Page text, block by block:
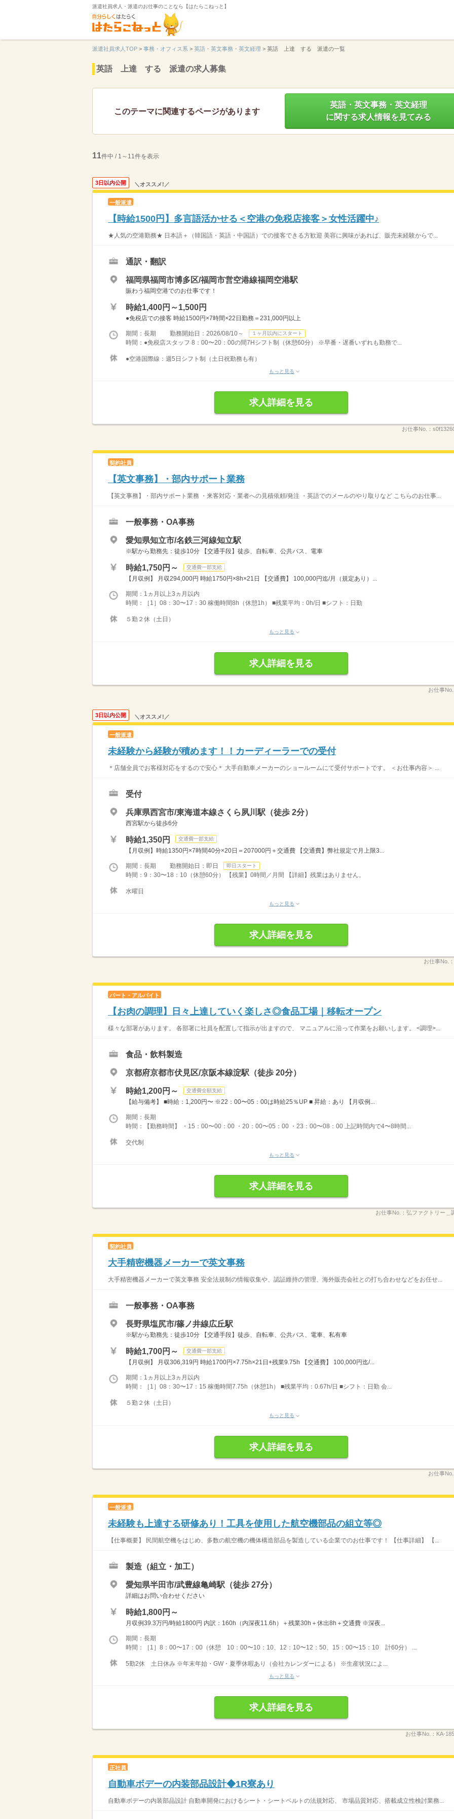
派遣社員求人・派遣のお仕事のことなら【はたらこねっと】
派遣社員求人TOP > 事務・オフィス系 > 英語・英文事務・英文経理 > 英語 上達 する 派遣の一覧
英語 上達 する 派遣の求人募集
このテーマに関連するページがあります
英語・英文事務・英文経理
に関する求人情報を見てみる
11件中 / 1～11件を表示
3日以内公開 ＼オススメ!／
一般派遣
【時給1500円】多言語活かせる＜空港の免税店接客＞女性活躍中♪
★人気の空港勤務★ 日本語＋（韓国語・英語・中国語）での接客できる方歓迎 美容に興味があれば、販売未経験からで...
通訳・翻訳
福岡県福岡市博多区/福岡市営空港線福岡空港駅
賑わう福岡空港でのお仕事です！
時給1,400円～1,500円
●免税店での接客 時給1500円×7時間×22日勤務＝231,000円以上
期間：長期 勤務開始日：2026/08/10～ １ヶ月以内にスタート
時間：●免税店スタッフ 8：00〜20：00の間7Hシフト制（休憩60分） ※早番・遅番いずれも勤務で...
●空港国際線：週5日シフト制（土日祝勤務も有）
もっと見る
求人詳細を見る
お仕事No.：
契約社員
【英文事務】・部内サポート業務
【英文事務】・部内サポート業務 ・来客対応・業者への見積依頼/発注 ・英語でのメールのやり取りなど こちらのお仕事...
一般事務・OA事務
愛知県知立市/名鉄三河線知立駅
※駅から勤務先：徒歩10分 【交通手段】徒歩、自転車、公共バス、電車
時給1,750円～ 交通費一部支給
【月収例】 月収294,000円 時給1750円×8h×21日 【交通費】 100,000円迄/月（規定あり）...
期間：1ヵ月以上3ヵ月以内
時間：［1］08：30〜17：30 稼働時間8h（休憩1h） ■残業平均：0h/日 ■シフト：日勤
５勤２休（土日）
もっと見る
求人詳細を見る
お仕事No.
3日以内公開 ＼オススメ!／
一般派遣
未経験から経験が積めます！！カーディーラーでの受付
＊店舗全員でお客様対応をするので安心＊ 大手自動車メーカーのショールームにて受付サポートです。 ＜お仕事内容＞ ...
受付
兵庫県西宮市/東海道本線さくら夙川駅（徒歩 2分）
西宮駅から徒歩6分
時給1,350円 交通費一部支給
【月収例】時給1350円×7時間40分×20日＝207000円＋交通費 【交通費】弊社規定で月上限3...
期間：長期 勤務開始日：即日 即日スタート
時間：9：30〜18：10（休憩60分） 【残業】0時間／月間 【詳細】残業はありません。
水曜日
もっと見る
求人詳細を見る
お仕事No.：
パート・アルバイト
【お肉の調理】日々上達していく楽しさ◎食品工場｜移転オープン
様々な部署があります。 各部署に社員を配置して指示が出ますので、 マニュアルに沿って作業をお願いします。 <調理>...
食品・飲料製造
京都府京都市伏見区/京阪本線淀駅（徒歩 20分）
時給1,200円～ 交通費全額支給
【給与備考】 ■時給：1,200円〜 ※22：00〜05：00は時給25％UP ■ 昇給：あり 【月収例...
期間：長期
時間：【勤務時間】 ・15：00〜00：00 ・20：00〜05：00 ・23：00〜08：00 上記時間内で4〜8時間...
交代制
もっと見る
求人詳細を見る
お仕事No.： 弘ファクトリー＿
契約社員
大手精密機器メーカーで英文事務
大手精密機器メーカーで英文事務 安全法規制の情報収集や、認証維持の管理、海外販売会社との打ち合わせなどをお任せ...
一般事務・OA事務
長野県塩尻市/篠ノ井線広丘駅
※駅から勤務先：徒歩10分 【交通手段】徒歩、自転車、公共バス、電車、私有車
時給1,700円～ 交通費一部支給
【月収例】 月収306,319円 時給1700円×7.75h×21日+残業9.75h 【交通費】 100,000円迄/...
期間：1ヵ月以上3ヵ月以内
時間：［1］08：30〜17：15 稼働時間7.75h（休憩1h） ■残業平均：0.67h/日 ■シフト：日勤 会...
５勤２休（土日）
もっと見る
求人詳細を見る
お仕事No.
一般派遣
未経験も上達する研修あり！工具を使用した航空機部品の組立等◎
【仕事概要】 民間航空機をはじめ、多数の航空機の機体構造部品を製造している企業でのお仕事です！ 【仕事詳細】 【...
製造（組立・加工）
愛知県半田市/武豊線亀崎駅（徒歩 27分）
詳細はお問い合わせください
時給1,800円～
月収例39.3万円/時給1800円 内訳：160h（内深夜11.6h）＋残業30h＋休出8h＋交通費 ※深夜...
期間：長期
時間：［1］8：00〜17：00（休憩 10：00〜10：10、12：10〜12：50、15：00〜15：10 計60分） ...
5勤2休 土日休み ※年末年始・GW・夏季休暇あり（会社カレンダーによる） ※生産状況によ...
もっと見る
求人詳細を見る
お仕事No.： KA-
正社員
自動車ボデーの内装部品設計◆1R寮あり
自動車ボデーの内装部品設計 自動車開発におけるシート・シートベルトの法規対応、 市場品質対応、搭載成立性検討業務...